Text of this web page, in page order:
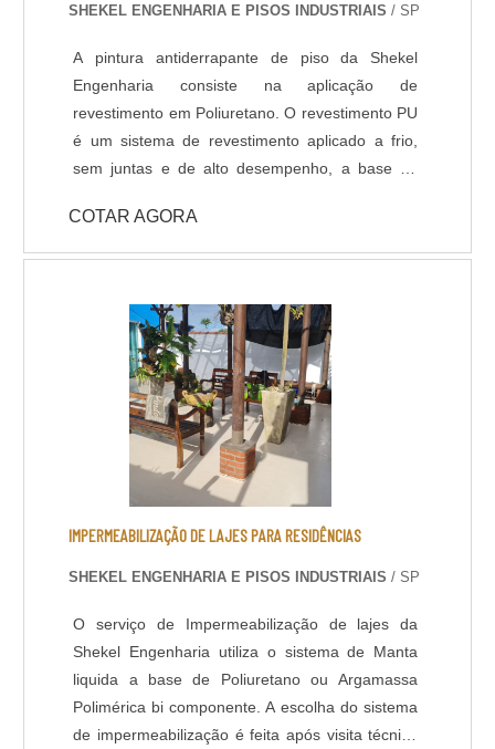
SHEKEL ENGENHARIA E PISOS INDUSTRIAIS / SP
A pintura antiderrapante de piso da Shekel
Engenharia consiste na aplicação de
revestimento em Poliuretano. O revestimento PU
é um sistema de revestimento aplicado a frio,
sem juntas e de alto desempenho, a base de
ambientes que necessitem de elevada
resistência química, térmica e mecânica, com
Com pouco tempo para execução da obra, a
liberação da área é feita 6 horas após a
aplicação do revestimento. DADOS TÉCNICOS: -
Resistência química a ácidos e bases; - Cura
rápida a partir de 8 horas; - Isento de solventes;
- Alta durabilidade e resistência UV. - Alta
resistência mecânica e a choque térmico; -
Resistência à abrasão; - Baixo odor e baixo
VOC; - Acabamento liso e antiderrapante; -
C; - Atende a norma LEED.
COTAR AGORA
IMPERMEABILIZAÇÃO DE LAJES PARA RESIDÊNCIAS
SHEKEL ENGENHARIA E PISOS INDUSTRIAIS / SP
O serviço de Impermeabilização de lajes da
Shekel Engenharia utiliza o sistema de Manta
liquida a base de Poliuretano ou Argamassa
Polimérica bi componente. A escolha do sistema
de impermeabilização é feita após visita técnica